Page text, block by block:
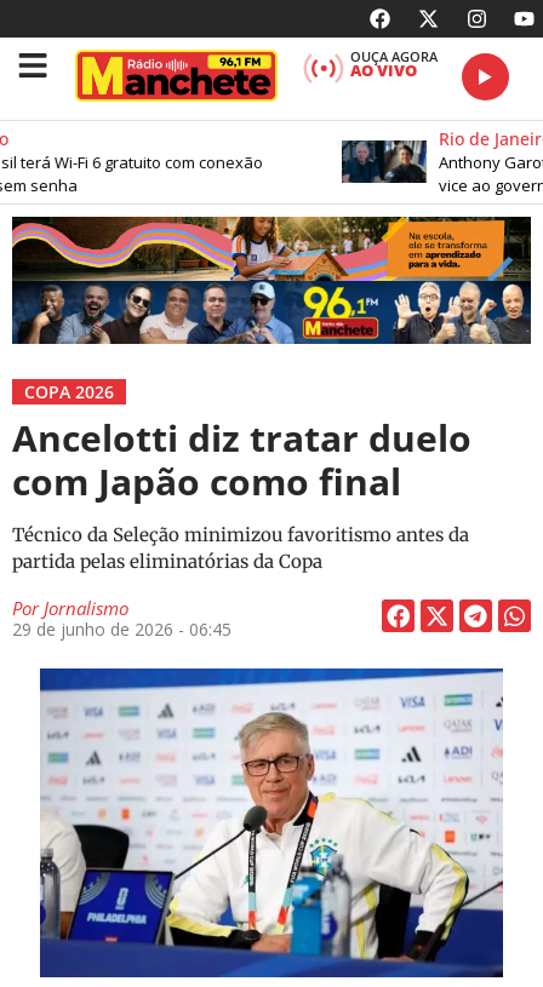
OUÇA AGORA
AO VIVO
terá Wi-Fi 6 gratuito com conexão
senha
Rio de Janeiro
Anthony
vice ao
COPA 2026
Ancelotti diz tratar duelo
com Japão como final
Técnico da Seleção minimizou favoritismo antes da
partida pelas eliminatórias da Copa
PorJornalismo
29 de junho de 2026 - 06:45